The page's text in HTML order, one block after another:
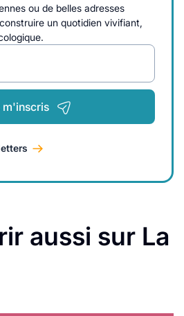
ou de belles adresses
un quotidien vivifiant,
m'inscris
aussi sur La